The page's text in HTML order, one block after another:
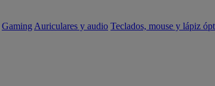
Gaming Auriculares y audio Teclados, mouse y lápiz